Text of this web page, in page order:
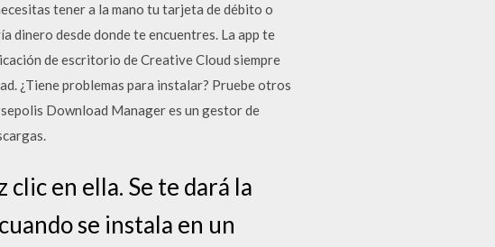
tener a la mano tu tarjeta de débito o
dinero desde donde te encuentres. La app te
de escritorio de Creative Cloud siempre
¿Tiene problemas para instalar? Pruebe otros
Download Manager es un gestor de
en ella. Se te dará la
se instala en un